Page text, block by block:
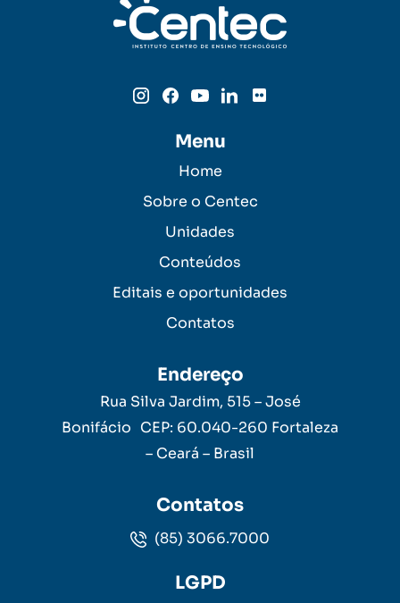
Menu
Home
Sobre o Centec
Unidades
Conteúdos
Editais e oportunidades
Contatos
Endereço
Rua Silva Jardim, 515 – José
Bonifácio CEP: 60.040-260 Fortaleza
– Ceará – Brasil
Contatos
(85) 3066.7000
LGPD